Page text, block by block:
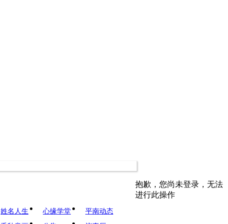
姓名人生 心缘学堂
平南动态
抱歉，您尚未登录，无法
进行此操作